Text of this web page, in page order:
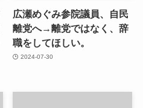
広瀬めぐみ参院議員、自民
離党へ→離党ではなく、辞
職をしてほしい。
2024-07-30